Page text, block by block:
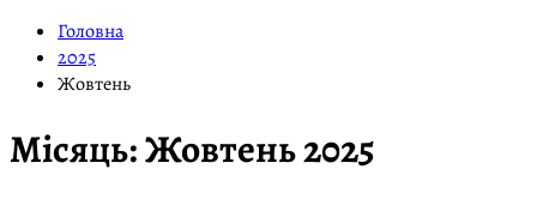
Головна
2025
Жовтень
Місяць:Жовтень 2025